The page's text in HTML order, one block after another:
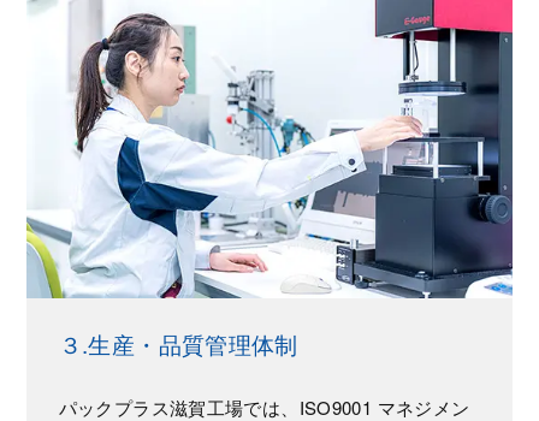
３.生産・品質管理体制
パックプラス滋賀工場では、ISO9001 マネジメン